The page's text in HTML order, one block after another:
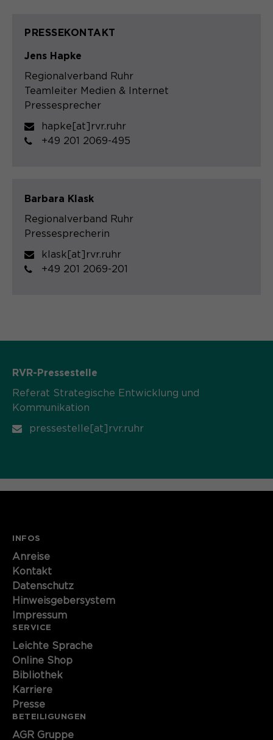
PRESSEKONTAKT
Jens Hapke
Regionalverband Ruhr
Teamleiter Medien & Internet
Pressesprecher
hapke[at]rvr.ruhr
+49 201 2069-495
Barbara Klask
Regionalverband Ruhr
Pressesprecherin
klask[at]rvr.ruhr
+49 201 2069-201
RVR-Pressestelle
Referat Strategische Entwicklung und
Kommunikation
pressestelle[at]rvr.ruhr
INFOS
Anreise
Kontakt
Datenschutz
Hinweisgebersystem
Impressum
SERVICE
Leichte Sprache
Online Shop
Bibliothek
Karriere
Presse
BETEILIGUNGEN
AGR Gruppe